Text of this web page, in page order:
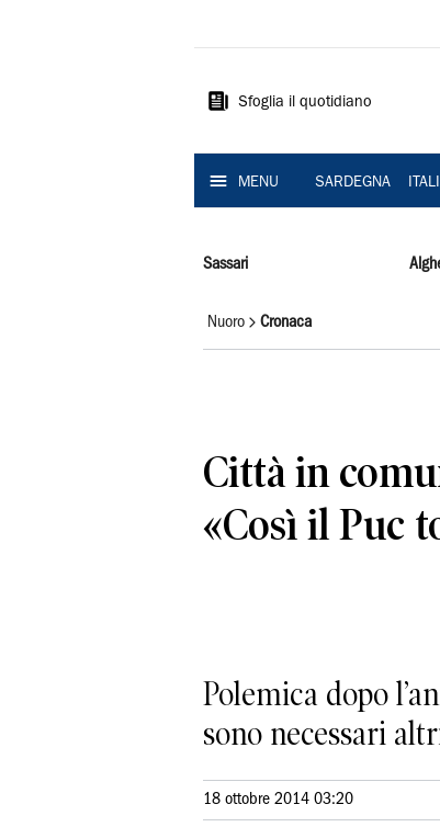
Sardegna
Sfoglia il quotidiano
MENU SARDEGNA
Sassari
Nuoro Cronaca
Città in
«Così il Puc
Polemica dopo
sono necessari
18 ottobre 2014 03:20